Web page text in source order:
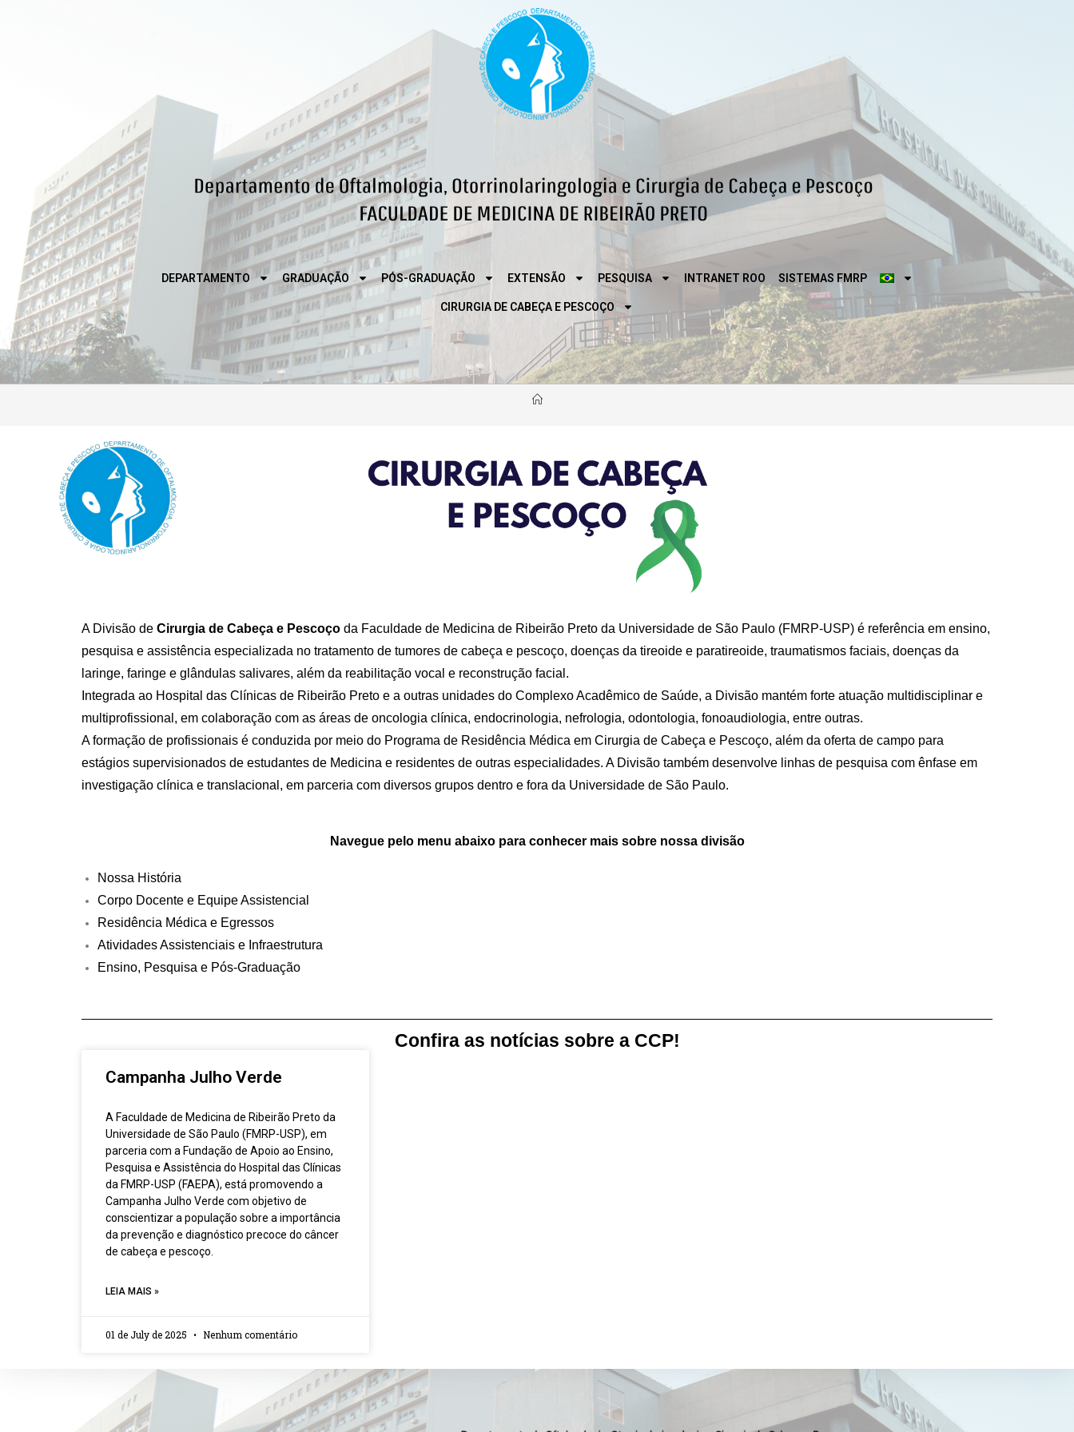
DEPARTAMENTO GRADUAÇÃO PÓS-GRADUAÇÃO EXTENSÃO PESQUISA INTRANET ROO SISTEMAS FMRP
CIRURGIA DE CABEÇA E PESCOÇO
A Divisão de Cirurgia de Cabeça e Pescoço da Faculdade de Medicina de Ribeirão Preto da Universidade de São Paulo (FMRP-USP) é referência em ensino,
pesquisa e assistência especializada no tratamento de tumores de cabeça e pescoço, doenças da tireoide e paratireoide, traumatismos faciais, doenças da
laringe, faringe e glândulas salivares, além da reabilitação vocal e reconstrução facial.
Integrada ao Hospital das Clínicas de Ribeirão Preto e a outras unidades do Complexo Acadêmico de Saúde, a Divisão mantém forte atuação multidisciplinar e
multiprofissional, em colaboração com as áreas de oncologia clínica, endocrinologia, nefrologia, odontologia, fonoaudiologia, entre outras.
A formação de profissionais é conduzida por meio do Programa de Residência Médica em Cirurgia de Cabeça e Pescoço, além da oferta de campo para
estágios supervisionados de estudantes de Medicina e residentes de outras especialidades. A Divisão também desenvolve linhas de pesquisa com ênfase em
investigação clínica e translacional, em parceria com diversos grupos dentro e fora da Universidade de São Paulo.
Navegue pelo menu abaixo para conhecer mais sobre nossa divisão
Nossa História
Corpo Docente e Equipe Assistencial
Residência Médica e Egressos
Atividades Assistenciais e Infraestrutura
Ensino, Pesquisa e Pós-Graduação
Confira as notícias sobre a CCP!
Campanha Julho Verde
A Faculdade de Medicina de Ribeirão Preto da
Universidade de São Paulo (FMRP-USP), em
parceria com a Fundação de Apoio ao Ensino,
Pesquisa e Assistência do Hospital das Clínicas
da FMRP-USP (FAEPA), está promovendo a
Campanha Julho Verde com objetivo de
conscientizar a população sobre a importância
da prevenção e diagnóstico precoce do câncer
de cabeça e pescoço.
LEIA MAIS »
01 de July de 2025 Nenhum comentário